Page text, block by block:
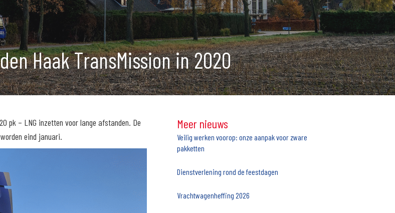
Haak TransMission in 2020
pk – LNG inzetten voor lange afstanden. De
eind januari.
Meer nieuws
Veilig werken voorop: onze aanpak voor zware
pakketten
Dienstverlening rond de feestdagen
Vrachtwagenheffing 2026